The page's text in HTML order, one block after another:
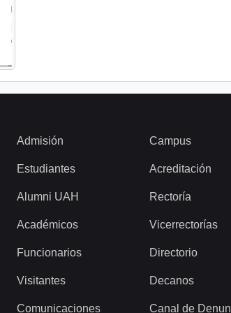
Admisión
Estudiantes
Alumni UAH
Académicos
Funcionarios
Visitantes
Comunicaciones
Campus
Acreditación
Rectoría
Vicerrectorías
Directorio
Decanos
Canal de